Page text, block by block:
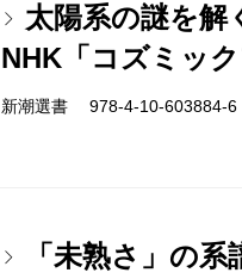
太陽系の謎を
NHK「コズミッ
新潮選書 978-4-10-
「未熟さ」の